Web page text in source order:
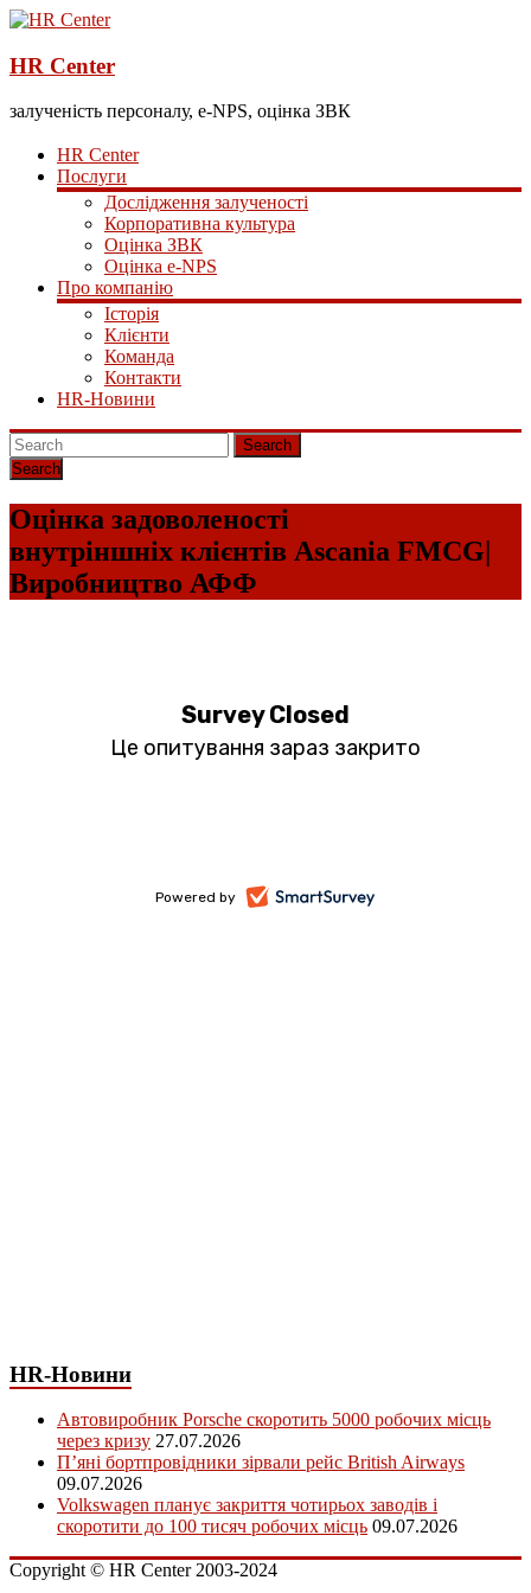
HR Center
залученість персоналу, e-NPS, оцінка ЗВК
HR Center
Послуги
Дослідження залученості
Корпоративна культура
Оцінка ЗВК
Оцінка e-NPS
Про компанію
Історія
Клієнти
Команда
Контакти
HR-Новини
Search
Оцінка задоволеності
внутріншніх клієнтів Ascania FMCG|
Виробництво АФФ
HR-Новини
Автовиробник Porsche скоротить 5000 робочих місць
через кризу 27.07.2026
П’яні бортпровідники зірвали рейс British Airways
09.07.2026
Volkswagen планує закриття чотирьох заводів і
скоротити до 100 тисяч робочих місць 09.07.2026
Copyright © HR Center 2003-2024